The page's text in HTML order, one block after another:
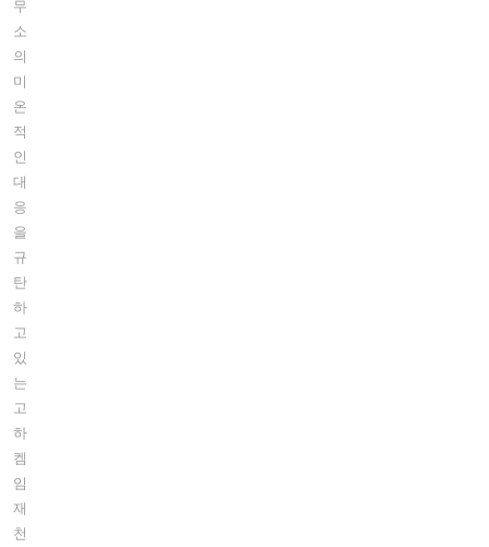
무
소
의
미
온
적
인
대
응
을
규
탄
하
고
있
는
고
하
켐
임
재
천